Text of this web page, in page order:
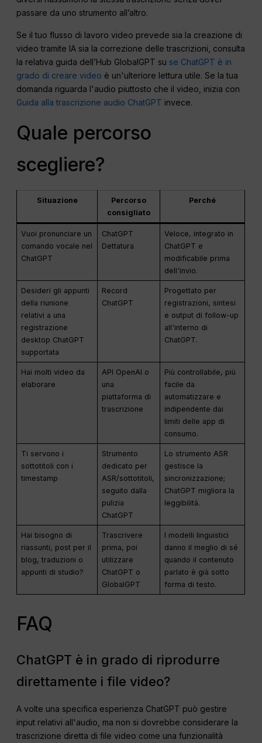
passare da uno strumento all’altro.
Se il tuo flusso di lavoro video prevede sia la creazione di
video tramite IA sia la correzione delle trascrizioni, consulta
la relativa guida dell’Hub GlobalGPT su se ChatGPT è in
grado di creare video è un'ulteriore lettura utile. Se la tua
domanda riguarda l'audio piuttosto che il video, inizia con
Guida alla trascrizione audio ChatGPT invece.
Quale percorso
scegliere?
Situazione
Percorso
consigliato
Perché
Vuoi pronunciare un
comando vocale nel
ChatGPT
ChatGPT
Dettatura
Veloce, integrato in
ChatGPT e
modificabile prima
dell'invio.
Desideri gli appunti
della riunione
relativi a una
registrazione
desktop ChatGPT
supportata
Record
ChatGPT
Progettato per
registrazioni, sintesi
e output di follow-up
all'interno di
ChatGPT.
Hai molti video da
elaborare
API OpenAI o
una
piattaforma di
trascrizione
Più controllabile, più
facile da
automatizzare e
indipendente dai
limiti delle app di
consumo.
Ti servono i
sottotitoli con i
timestamp
Strumento
dedicato per
ASR/sottotitoli,
seguito dalla
pulizia
ChatGPT
Lo strumento ASR
gestisce la
sincronizzazione;
ChatGPT migliora la
leggibilità.
Hai bisogno di
riassunti, post per il
blog, traduzioni o
appunti di studio?
Trascrivere
prima, poi
utilizzare
ChatGPT o
GlobalGPT
I modelli linguistici
danno il meglio di sé
quando il contenuto
parlato è già sotto
forma di testo.
FAQ
ChatGPT è in grado di riprodurre
direttamente i file video?
A volte una specifica esperienza ChatGPT può gestire
input relativi all'audio, ma non si dovrebbe considerare la
trascrizione diretta di file video come una funzionalità